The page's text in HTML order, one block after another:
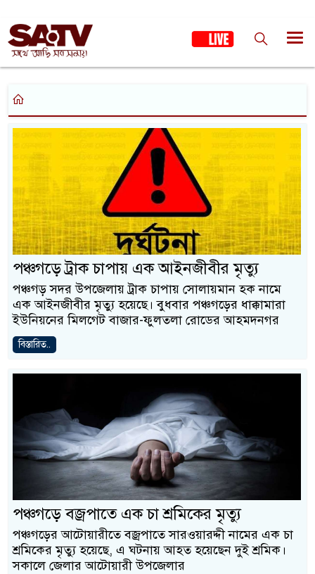
পঞ্চগড়ে ট্রাক চাপায় এক আইনজীবীর মৃত্যু
পঞ্চগড় সদর উপজেলায় ট্রাক চাপায় সোলায়মান হক নামে
এক আইনজীবীর মৃত্যু হয়েছে। বুধবার পঞ্চগড়ের ধাক্কামারা
ইউনিয়নের মিলগেট বাজার-ফুলতলা রোডের আহমদনগর
বিস্তারিত..
পঞ্চগড়ে বজ্রপাতে এক চা শ্রমিকের মৃত্যু
পঞ্চগড়ের আটোয়ারীতে বজ্রপাতে সারওয়ারদ্দী নামের এক চা
শ্রমিকের মৃত্যু হয়েছে, এ ঘটনায় আহত হয়েছেন দুই শ্রমিক।
সকালে জেলার আটোয়ারী উপজেলার